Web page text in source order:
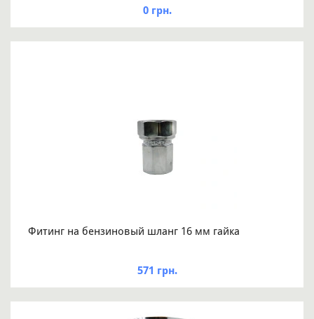
0 грн.
Фитинг на бензиновый шланг 16 мм гайка
571 грн.